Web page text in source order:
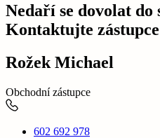
Nedaří se dovolat do
Kontaktujte
Rožek Michael
Obchodní zástupce
602 692 978